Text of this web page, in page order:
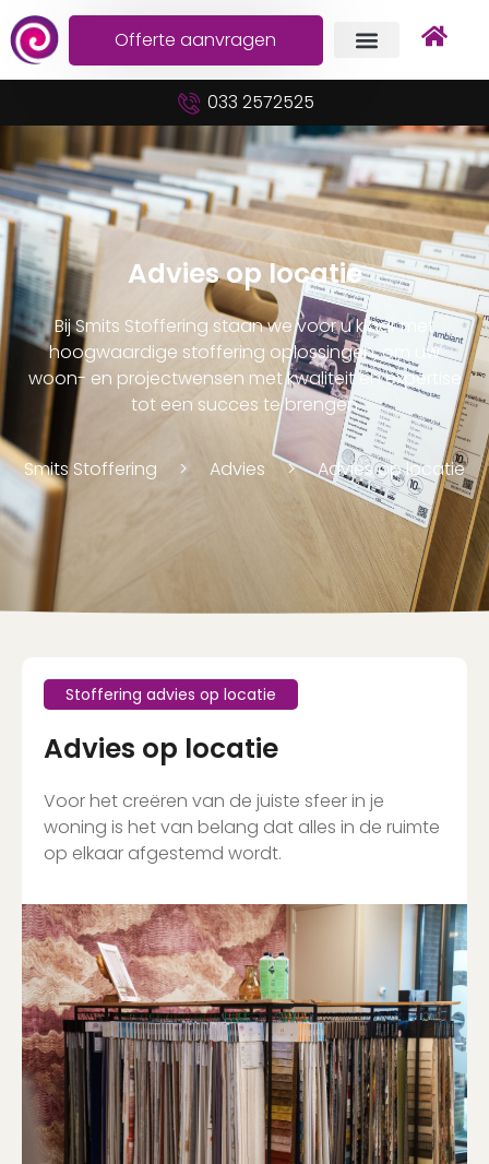
Offerte aanvragen
033 2572525
Advies op locatie
Bij Smits Stoffering staan we voor u klaar met
hoogwaardige stoffering oplossingen, om uw
woon- en projectwensen met kwaliteit en expertise
tot een succes te brengen
Smits Stoffering Advies Advies op locatie
Stoffering advies op locatie
Advies op locatie
Voor het creëren van de juiste sfeer in je
woning is het van belang dat alles in de ruimte
op elkaar afgestemd wordt.